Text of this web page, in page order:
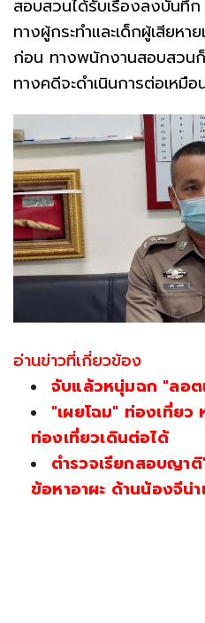
สอบสวนได้รับเรื่องลงบันทึ
ทางผู้กระทำและเด็กผู้เสียห
ก่อน ทางพนักงานสอบสวน
ทางคดีจะดำเนินการต่อเหมื
อ่านข่าวที่เกี่ยวข้อง
จับแล้วหนุ่มฉก "ลอต
"เผยโฉม" ท่องเที่ยว
ท่องเที่ยวเดินต่อได้
ตำรวจเรียกสอบญา
ข้อหาอาผะ ด้านน้องจีน่